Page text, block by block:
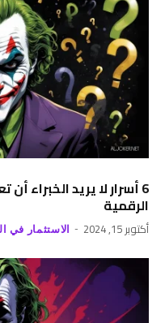
6 أسرار لا يريد الخبراء
الرقمية
أكتوبر 15, 2024 الاستثمار في